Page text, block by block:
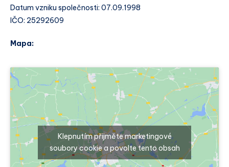
Datum vzniku společnosti: 07.09.1998
IČO: 25292609
Mapa:
Klepnutím přijměte marketingové
soubory cookie a povolte tento obsah